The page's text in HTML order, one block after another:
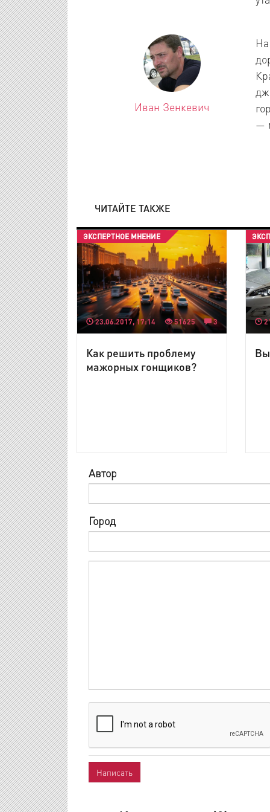
Иван Зенкевич
—
ЧИТАЙТЕ ТАКЖЕ
23.06.2017, 17:14 51625 3
ЭКСПЕРТНОЕ МНЕНИЕ
Как решить проблему
мажорных гонщиков?
Автор
Город